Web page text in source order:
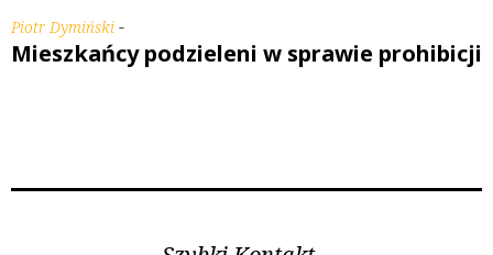
Piotr Dymiński -
Mieszkańcy podzieleni w sprawie prohibicji